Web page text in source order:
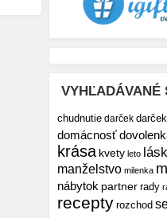
VYHĽADÁVANÉ
chudnutie darček
domácnosť
krása kvety leto
manželstvo milenka
nábytok partner rady
recepty rozchod